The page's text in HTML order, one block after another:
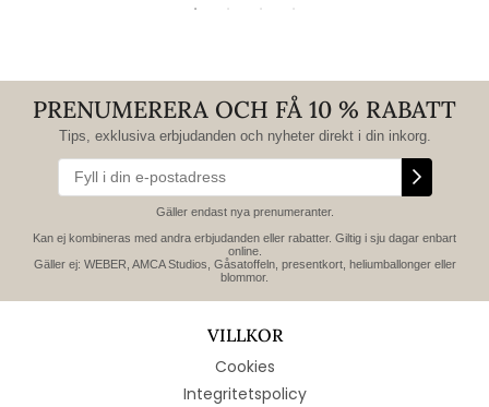
PRENUMERERA OCH FÅ 10 % RABATT
Tips, exklusiva erbjudanden och nyheter direkt i din inkorg.
Gäller endast nya prenumeranter.
Kan ej kombineras med andra erbjudanden eller rabatter. Giltig i sju dagar enbart
online.
Gäller ej: WEBER, AMCA Studios, Gåsatoffeln, presentkort, heliumballonger eller
blommor.
VILLKOR
Cookies
Integritetspolicy